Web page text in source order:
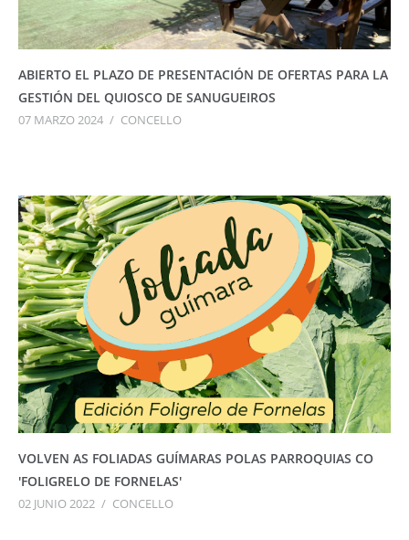
ABIERTO EL PLAZO DE PRESENTACIÓN DE OFERTAS PARA LA
GESTIÓN DEL QUIOSCO DE SANUGUEIROS
07 MARZO 2024 / CONCELLO
VOLVEN AS FOLIADAS GUÍMARAS POLAS PARROQUIAS CO
'FOLIGRELO DE FORNELAS'
02 JUNIO 2022 / CONCELLO